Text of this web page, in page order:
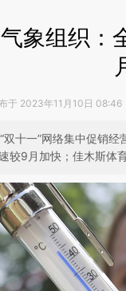
象组织：
于 2023年11月10日
十一”网络集中促销
较9月加快；佳木斯体